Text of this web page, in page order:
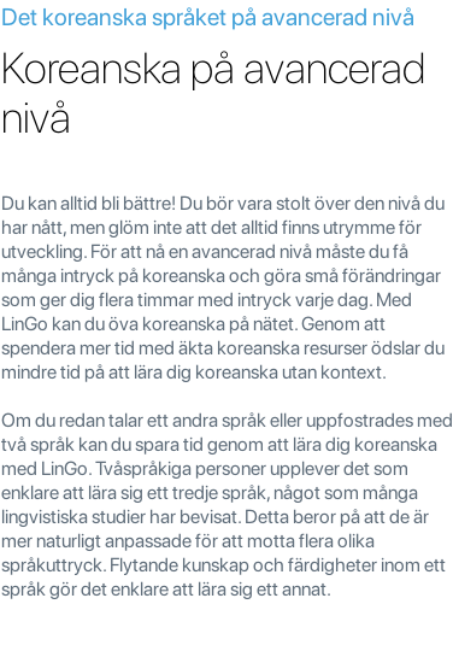
Det koreanska språket på avancerad nivå
Koreanska på avancerad
nivå
Du kan alltid bli bättre! Du bör vara stolt över den nivå du
har nått, men glöm inte att det alltid finns utrymme för
utveckling. För att nå en avancerad nivå måste du få
många intryck på koreanska och göra små förändringar
som ger dig flera timmar med intryck varje dag. Med
LinGo kan du öva koreanska på nätet. Genom att
spendera mer tid med äkta koreanska resurser ödslar du
mindre tid på att lära dig koreanska utan kontext.
Om du redan talar ett andra språk eller uppfostrades med
två språk kan du spara tid genom att lära dig koreanska
med LinGo. Tvåspråkiga personer upplever det som
enklare att lära sig ett tredje språk, något som många
lingvistiska studier har bevisat. Detta beror på att de är
mer naturligt anpassade för att motta flera olika
språkuttryck. Flytande kunskap och färdigheter inom ett
språk gör det enklare att lära sig ett annat.